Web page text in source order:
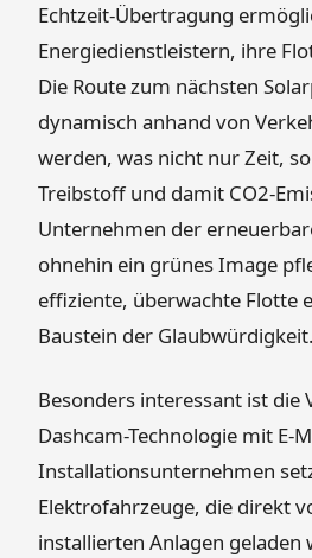
Echtzeit-Übertragung
Energiedienstleistern, ihre
Die Route zum nächsten
dynamisch anhand von
werden, was nicht nur Zeit,
Treibstoff und damit CO2-
Unternehmen der
ohnehin ein grünes Image
effiziente, überwachte Flotte
Baustein der Glaubwürdigkeit.
Besonders interessant ist die
Dashcam-Technologie mit E-
Installationsunternehmen
Elektrofahrzeuge, die direkt
installierten Anlagen geladen